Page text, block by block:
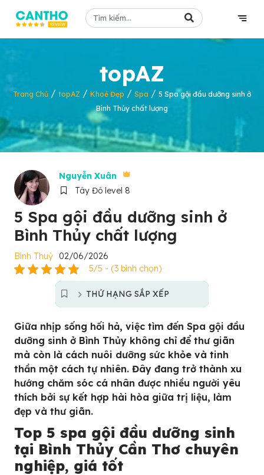
topAZ
Trang Chủ / topAZ / Khoẻ Đẹp / Spa / 5 Spa gội đầu dưỡng sinh ở
Bình Thủy chất lượng
Nguyễn Xuân
Tây Đô level 8
5 Spa gội đầu dưỡng sinh ở
Bình Thủy chất lượng
Bình Thuỷ 02/06/2026
5/5 - (3 bình chọn)
THỨ HẠNG SẮP XẾP
Giữa nhịp sống hối hả, việc tìm đến Spa gội đầu
dưỡng sinh ở Bình Thủy không chỉ để thư giãn
mà còn là cách nuôi dưỡng sức khỏe và tinh
thần một cách tự nhiên. Đây đang trở thành xu
hướng chăm sóc cá nhân được nhiều người yêu
thích bởi sự kết hợp hài hòa giữa trị liệu, làm
đẹp và thư giãn.
Top 5 spa gội đầu dưỡng sinh
tại Bình Thủy Cần Thơ chuyên
nghiệp, giá tốt